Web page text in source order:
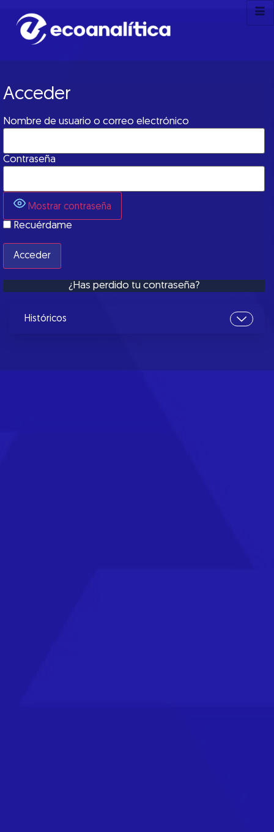
Acceder
Nombre de usuario o correo electrónico
Contraseña
Mostrar contraseña
Recuérdame
¿Has perdido tu contraseña?
Históricos